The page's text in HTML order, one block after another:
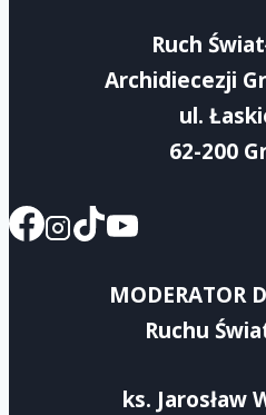
Ruch
Archidiecezji
ul.
62-200
MODERATOR
Ruchu
ks. Jarosław